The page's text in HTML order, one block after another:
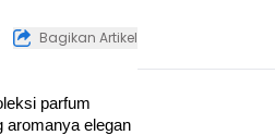
Bagikan Artikel
parfum
aromanya elegan